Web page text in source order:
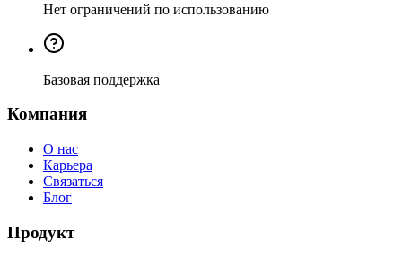
Нет ограничений по использованию
Базовая поддержка
Компания
О нас
Карьера
Связаться
Блог
Продукт